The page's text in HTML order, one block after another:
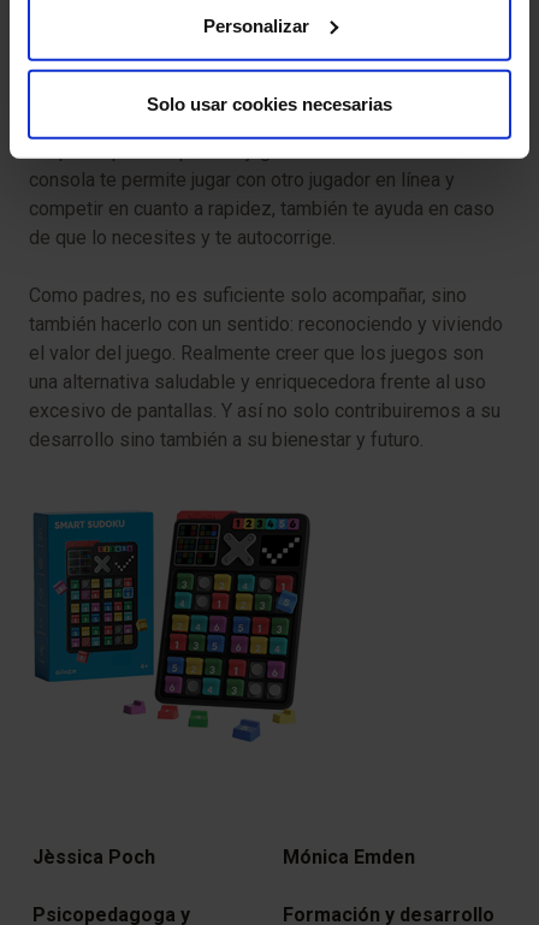
Personalizar
Solo usar cookies necesarias
SMART SUDOKU de GIIKER
Un sudoku interactivo con más de 2500 niveles distintos
consola te permite jugar con otro jugador en línea y
competir en cuanto a rapidez, también te ayuda en caso
de que lo necesites y te autocorrige.
Como padres, no es suficiente solo acompañar, sino
también hacerlo con un sentido: reconociendo y viviendo
el valor del juego. Realmente creer que los juegos son
una alternativa saludable y enriquecedora frente al uso
excesivo de pantallas. Y así no solo contribuiremos a su
desarrollo sino también a su bienestar y futuro.
Jèssica Poch
Psicopedagoga y
Mónica Emden
Formación y desarrollo